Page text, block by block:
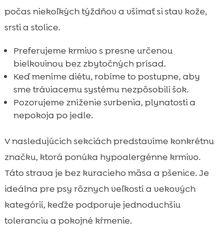
počas niekoľkých týždňov a všímať si stav kože,
srsti a stolice.
Preferujeme krmivo s presne určenou
bielkovinou bez zbytočných prísad.
Keď meníme diétu, robíme to postupne, aby
sme tráviacemu systému nezpôsobili šok.
Pozorujeme zníženie svrbenia, plynatosti a
nepokoja po jedle.
V nasledujúcich sekciách predstavíme konkrétnu
značku, ktorá ponúka hypoalergénne krmivo.
Táto strava je bez kuracieho mäsa a pšenice. Je
ideálna pre psy rôznych veľkostí a vekových
kategórií, keďže podporuje jednoduchšiu
toleranciu a pokojné kŕmenie.